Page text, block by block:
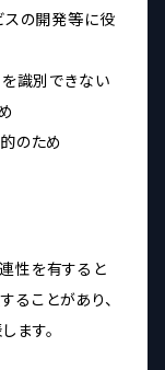
スの開発等に役
を識別できない
のため
性を有すると
ことがあり、
ます。